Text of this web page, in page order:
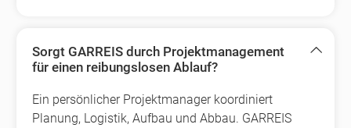
Sorgt GARREIS durch Projektmanagement
für einen reibungslosen Ablauf?
Ein persönlicher Projektmanager koordiniert
Planung, Logistik, Aufbau und Abbau. GARREIS